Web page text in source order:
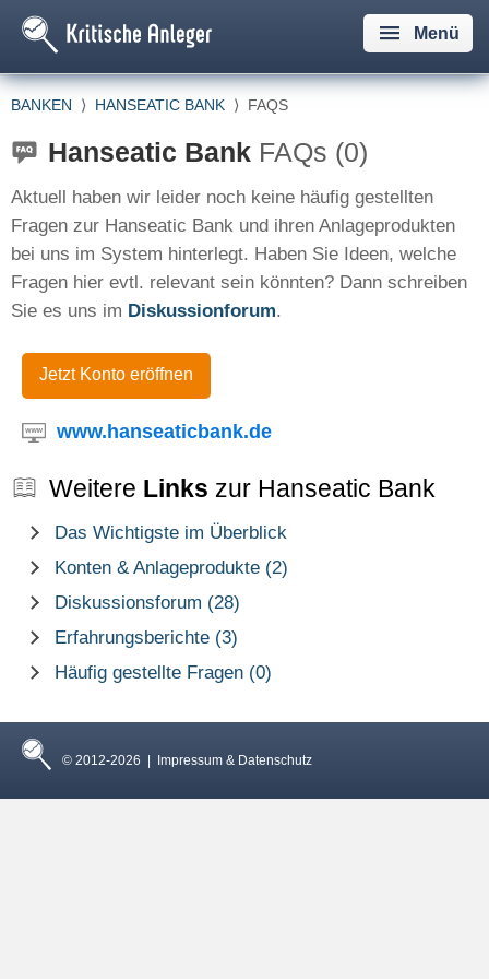
Menü
BANKEN ⟩ HANSEATIC BANK ⟩ FAQS
Hanseatic Bank FAQs (0)
Aktuell haben wir leider noch keine häufig gestellten
Fragen zur Hanseatic Bank und ihren Anlageprodukten
bei uns im System hinterlegt. Haben Sie Ideen, welche
Fragen hier evtl. relevant sein könnten? Dann schreiben
Sie es uns im Diskussionforum.
Jetzt Konto eröffnen
www.hanseaticbank.de
Weitere Links zur Hanseatic Bank
Das Wichtigste im Überblick
Konten & Anlageprodukte (2)
Diskussionsforum (28)
Erfahrungsberichte (3)
Häufig gestellte Fragen (0)
© 2012-2026 | Impressum & Datenschutz